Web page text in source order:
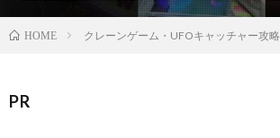
HOME クレーンゲーム・UFOキャッチャー攻略
PR